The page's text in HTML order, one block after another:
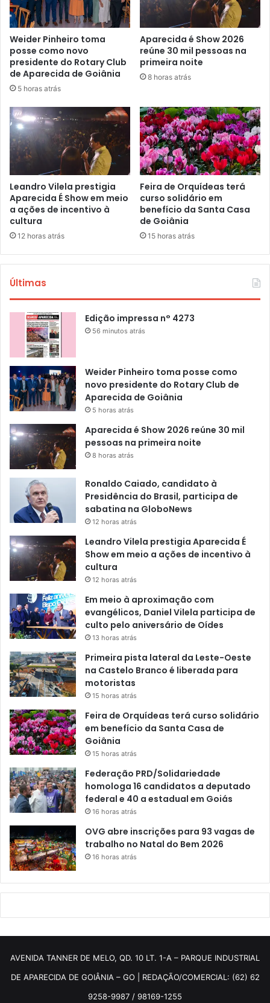
Weider Pinheiro toma
posse como novo
presidente do Rotary Club
de Aparecida de Goiânia
5 horas atrás
Aparecida é Show 2026
reúne 30 mil pessoas na
primeira noite
8 horas atrás
Leandro Vilela prestigia
Aparecida É Show em meio
a ações de incentivo à
cultura
12 horas atrás
Feira de Orquídeas terá
curso solidário em
benefício da Santa Casa
de Goiânia
15 horas atrás
Últimas
Edição impressa n° 4273
56 minutos atrás
Weider Pinheiro toma posse como
novo presidente do Rotary Club de
Aparecida de Goiânia
5 horas atrás
Aparecida é Show 2026 reúne 30 mil
pessoas na primeira noite
8 horas atrás
Ronaldo Caiado, candidato à
Presidência do Brasil, participa de
sabatina na GloboNews
12 horas atrás
Leandro Vilela prestigia Aparecida É
Show em meio a ações de incentivo à
cultura
12 horas atrás
Em meio à aproximação com
evangélicos, Daniel Vilela participa de
culto pelo aniversário de Oídes
13 horas atrás
Primeira pista lateral da Leste-Oeste
na Castelo Branco é liberada para
motoristas
15 horas atrás
Feira de Orquídeas terá curso solidário
em benefício da Santa Casa de
Goiânia
15 horas atrás
Federação PRD/Solidariedade
homologa 16 candidatos a deputado
federal e 40 a estadual em Goiás
16 horas atrás
OVG abre inscrições para 93 vagas de
trabalho no Natal do Bem 2026
16 horas atrás
AVENIDA TANNER DE MELO, QD. 10 LT. 1-A – PARQUE INDUSTRIAL
DE APARECIDA DE GOIÂNIA – GO | REDAÇÃO/COMERCIAL: (62) 62
9258-9987 / 98169-1255